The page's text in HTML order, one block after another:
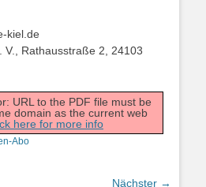
kiel.de
V., Rathausstraße 2, 24103
URL to the PDF file must be
domain as the current web
here for more info
Abo
Nächster →